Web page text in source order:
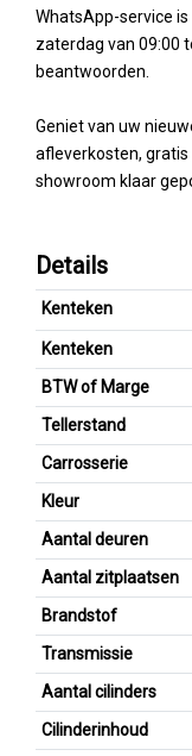
WhatsApp-service
zaterdag van 09:00
beantwoorden.
Geniet van uw
afleverkosten,
showroom klaar
Details
Kenteken
Kenteken
BTW of Marge
Tellerstand
Carrosserie
Kleur
Aantal deuren
Aantal zitplaatsen
Brandstof
Transmissie
Aantal cilinders
Cilinderinhoud